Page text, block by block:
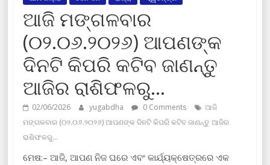
ଆଜି ମଙ୍ଗଳବାର
(୦୨.୦୬.୨୦୨୬) ଆପଣଙ୍କ
ଦିନଟି କିପରି କଟିବ ଜାଣନ୍ତୁ
ଆଜିର ରାଶିଫଳରୁ…
02/06/2026 yugabdha 0 Comments
ଆଜି
ମଙ୍ଗଳବାର (୦୨.୦୬.୨୦୨୬) ଆପଣଙ୍କ ଦିନଟି କିପରି କଟିବ ଜାଣନ୍ତୁ ଆଜିର
ରାଶିଫଳରୁ…
ମେଷ:– ଆଜି, ଆପଣ ନିଜ ଘରେ ଏବଂ କାର୍ଯ୍ୟକ୍ଷେତ୍ରରେ ଏକ